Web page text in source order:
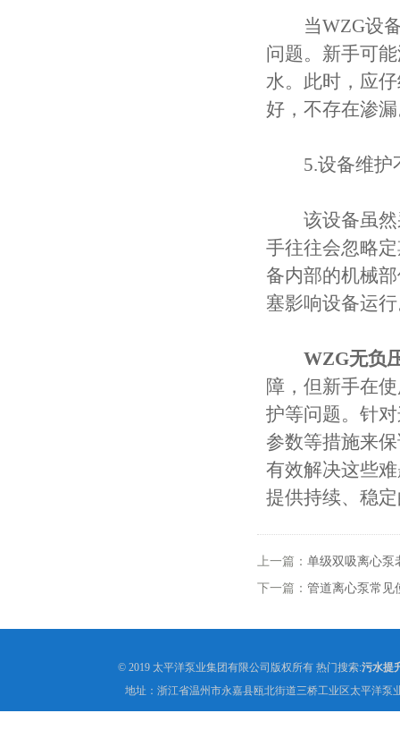
当WZG设备
问题。新手可
水。此时，应
好，不存在渗
5.设备维护
该设备虽然采
手往往会忽略
备内部的机械
塞影响设备运
WZG无负
障，但新手在
护等问题。针
参数等措施来
有效解决这些
提供持续、稳
上一篇： 单级双吸离心泵
下一篇： 管道离心泵常见
© 2019 太平洋泵业集团有限公司版权所有 热门搜索:污水提
地址：浙江省温州市永嘉县瓯北街道三桥工业区太平洋泵